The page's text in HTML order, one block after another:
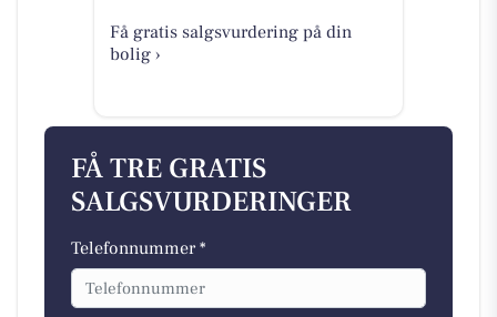
Få gratis salgsvurdering på din
bolig ›
FÅ TRE GRATIS
SALGSVURDERINGER
Telefonnummer *